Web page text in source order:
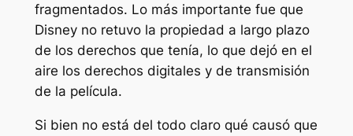
fragmentados. Lo más importante fue que
Disney no retuvo la propiedad a largo plazo
de los derechos que tenía, lo que dejó en el
aire los derechos digitales y de transmisión
de la película.
Si bien no está del todo claro qué causó que